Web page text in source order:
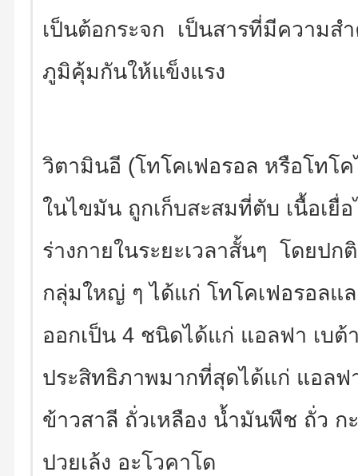
เป็นต้อกระจก เป็นสารที่มีความส
ภูมิคุ้มกันให้แข็งแรง
วิตามินอี (โทโคเฟอรอล หรือโทโ
ในไขมัน ถูกเก็บสะสมที่ตับ เนื้อเยื่
ร่างกายในระยะเวลาสั้นๆ โดยป
กลุ่มใหญ่ ๆ ได้แก่ โทโคเฟอรอลแ
ออกเป็น 4 ชนิดได้แก่ แอลฟา เบ
ประสิทธิภาพมากที่สุดได้แก่ แอล
ข้าวสาลี ถั่วเหลือง น้ำมันพืช ถั่ว
ปวยเล้ง อะโวคาโด